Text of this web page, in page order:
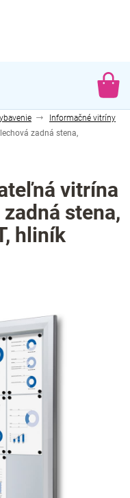
Informačné vitríny
zadná stena,
vitrína
stena,
hliník